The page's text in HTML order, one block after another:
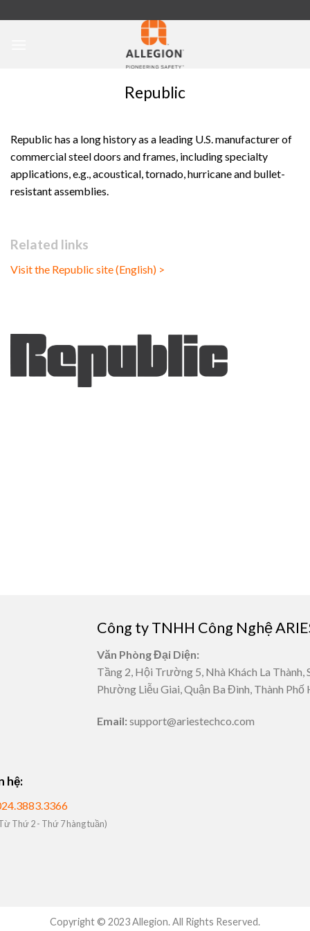
Republic
Republic has a long history as a leading U.S. manufacturer of
commercial steel doors and frames, including specialty
applications, e.g., acoustical, tornado, hurricane and bullet-
resistant assemblies.
Related links
Visit the Republic site (English) >
Công ty TNHH Công Nghệ
Văn Phòng Đại Diện:
Tầng 2, Hội Trường 5, Nhà Khách La Thành,
Phường Liễu Giai, Quận Ba Đình, Thành Phố
Email: support@ariestechco.com
hệ:
Thứ 2 - Thứ 7 hàng tuần)
Copyright © 2023 Allegion. All Rights Reserved.